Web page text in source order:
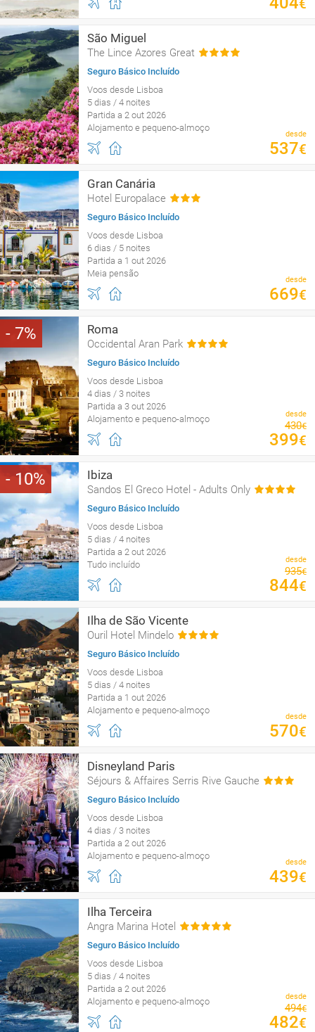
€
São Miguel
The Lince Azores Great
Seguro Básico Incluído
Voos desde Lisboa
5 dias / 4 noites
Partida a 2 out 2026
Alojamento e pequeno-almoço
desde
537€
Gran Canária
Hotel Europalace
Seguro Básico Incluído
Voos desde Lisboa
6 dias / 5 noites
Partida a 1 out 2026
Meia pensão
desde
669€
7 Roma
Occidental Aran Park
Seguro Básico Incluído
Voos desde Lisboa
4 dias / 3 noites
Partida a 3 out 2026
Alojamento e pequeno-almoço
desde
430€
399€
10 Ibiza
Sandos El Greco Hotel - Adults Only
Seguro Básico Incluído
Voos desde Lisboa
5 dias / 4 noites
Partida a 2 out 2026
Tudo incluído
desde
935€
844€
Ilha de São Vicente
Ouril Hotel Mindelo
Seguro Básico Incluído
Voos desde Lisboa
5 dias / 4 noites
Partida a 1 out 2026
Alojamento e pequeno-almoço
desde
570€
Disneyland Paris
Séjours & Affaires Serris Rive Gauche
Seguro Básico Incluído
Voos desde Lisboa
4 dias / 3 noites
Partida a 2 out 2026
Alojamento e pequeno-almoço
desde
439€
Ilha Terceira
Angra Marina Hotel
Seguro Básico Incluído
Voos desde Lisboa
5 dias / 4 noites
Partida a 2 out 2026
Alojamento e pequeno-almoço
desde
494€
482€